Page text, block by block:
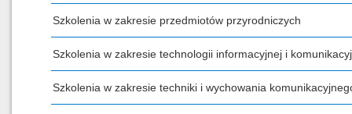
Szkolenia w zakresie przedmiotów przyrodniczych
Szkolenia w zakresie technologii informacyjnej i
Szkolenia w zakresie techniki i wychowania